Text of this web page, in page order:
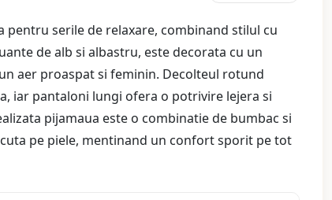
pentru serile de relaxare, combinand stilul cu
de alb si albastru, este decorata cu un
aer proaspat si feminin. Decolteul rotund
iar pantaloni lungi ofera o potrivire lejera si
pijamaua este o combinatie de bumbac si
pe piele, mentinand un confort sporit pe tot